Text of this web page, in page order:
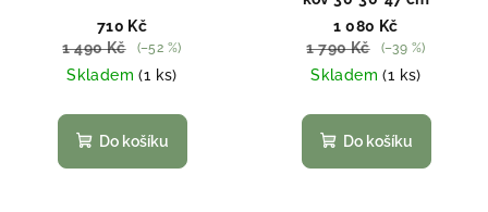
710 Kč
1 490 Kč
(–52 %)
Skladem(1 ks)
Do košíku
1 080 Kč
1 790 Kč
(–39 %)
Skladem(1 ks)
Do košíku